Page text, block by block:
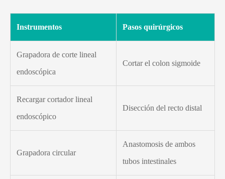
Instrumentos Pasos quirúrgicos
Grapadora de corte lineal
endoscópica
Cortar el colon sigmoide
Recargar cortador lineal
endoscópico
Disección del recto distal
Grapadora circular
Anastomosis de ambos
tubos intestinales